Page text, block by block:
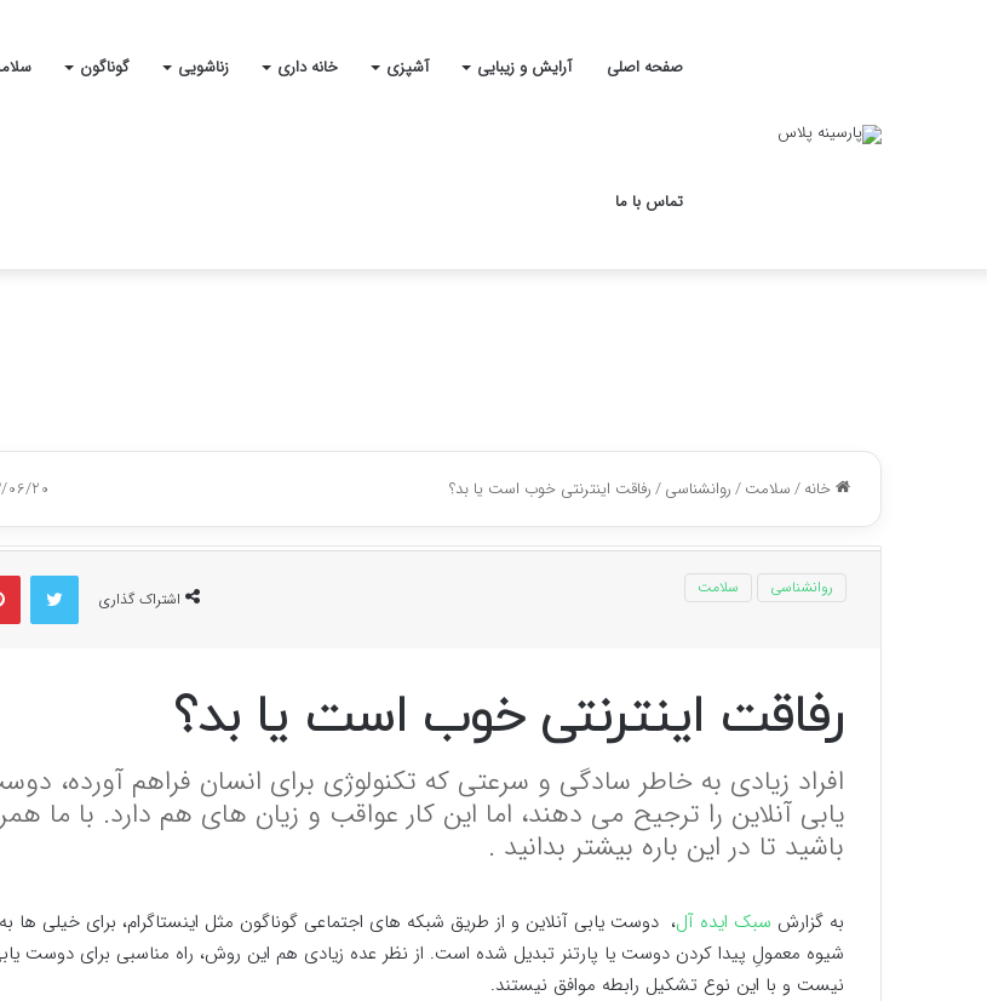
صفحه اصلی آرایش و زیبایی آشپزی خانه داری زناشویی گوناگون
تماس با ما
خانه/سلامت/روانشناسی/رفاقت اینترنتی خوب است یا بد؟ 06/20
اشتراک گذاری
روانشناسی سلامت
رفاقت اینترنتی خوب است یا بد؟
افراد زیادی به خاطر سادگی و سرعتی که تکنولوژی برای انسان فراهم آورده،
یابی آنلاین را ترجیح می دهند، اما این کار عواقب و زیان های هم دارد. با ما
باشید تا در این باره بیشتر بدانید .
به گزارش سبک ایده آل، دوست یابی آنلاین و از طریق شبکه های اجتماعی گوناگون مثل اینستاگرام، برای خیلی ها به
شیوه معمولِ پیدا کردن دوست یا پارتنر تبدیل شده است. از نظر عده زیادی هم این روش، راه مناسبی برای دوست
نیست و با این نوع تشکیل رابطه موافق نیستند.